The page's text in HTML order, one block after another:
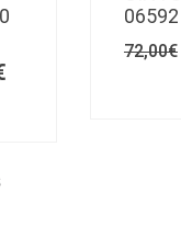
41,93€.
72,00€